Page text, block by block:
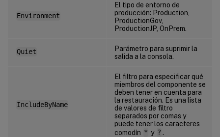
Environment
El tipo de entorno de
producción: Production,
ProductionGov,
ProductionJP, OnPrem.
Quiet
Parámetro para suprimir la
salida a la consola.
IncludeByName
El filtro para especificar qué
miembros del componente se
deben tener en cuenta para
la restauración. Es una lista
de valores de filtro
separados por comas y
puede tener los caracteres
comodín * y ? .